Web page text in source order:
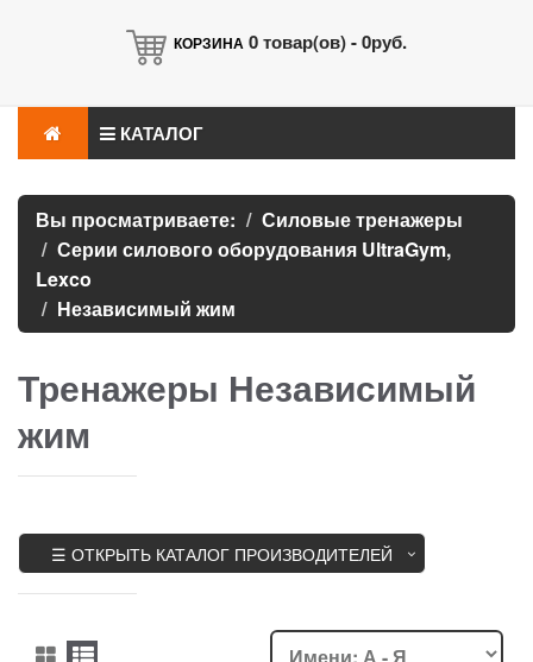
КОРЗИНА 0товар(ов) -0руб.
КАТАЛОГ
Вы просматриваете:
Силовые тренажеры
Серии силового оборудования UltraGym,
Lexco
Независимый жим
Тренажеры Независимый
жим
☰ ОТКРЫТЬ КАТАЛОГ ПРОИЗВОДИТЕЛЕЙ